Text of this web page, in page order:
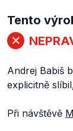
Tento
Andrej Babiš
explicitně
Při návštěvě